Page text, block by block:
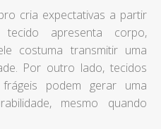
cria expectativas a partir
apresenta corpo,
costuma transmitir uma
Por outro lado, tecidos
podem gerar uma
mesmo quando